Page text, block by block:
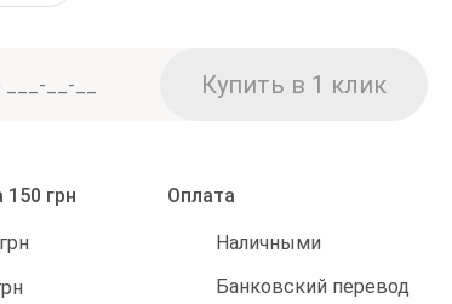
грн Оплата
Наличными
Банковский перевод